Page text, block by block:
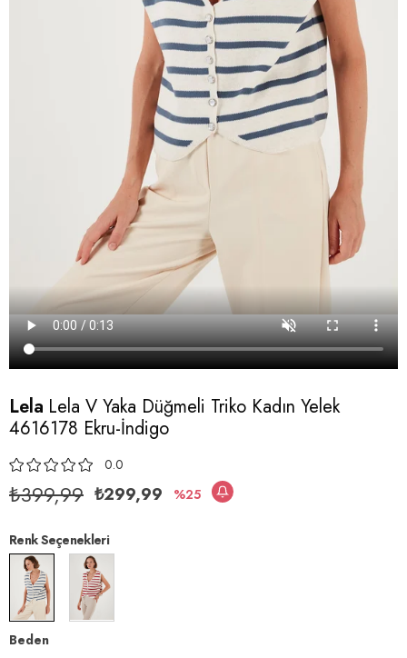
Lela Lela V Yaka Düğmeli Triko Kadın Yelek
4616178 Ekru-İndigo
0.0
₺399,99 ₺299,99 25
Renk Seçenekleri
Beden